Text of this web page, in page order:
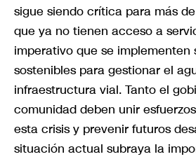
sigue siendo crítica para más
que ya no tienen acceso a
imperativo que se implementen
sostenibles para gestionar el
infraestructura vial. Tanto el
comunidad deben unir
esta crisis y prevenir futuros
situación actual subraya la